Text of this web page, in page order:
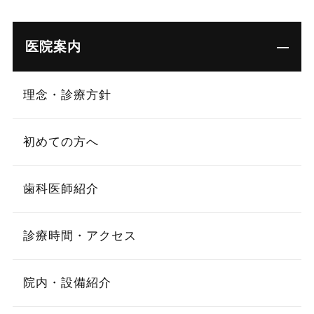
医院案内
理念・診療方針
初めての方へ
歯科医師紹介
診療時間・アクセス
院内・設備紹介